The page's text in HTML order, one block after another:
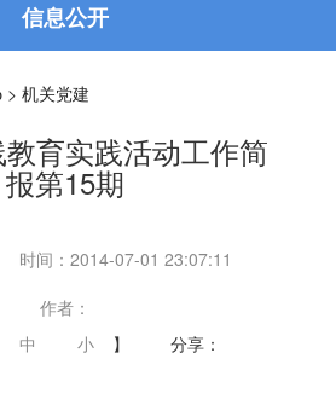
信息公开
>机关党建
育实践活动工作简
报第15期
时间：2014-07-01 23:07:11
作者：
中 小 】 分享：